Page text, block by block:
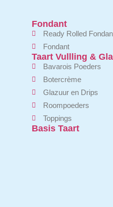
Fondant
Ready Rolled
Fondant
Taart Vullling &
Bavarois Poeders
Botercrème
Glazuur en Drips
Roompoeders
Toppings
Basis Taart